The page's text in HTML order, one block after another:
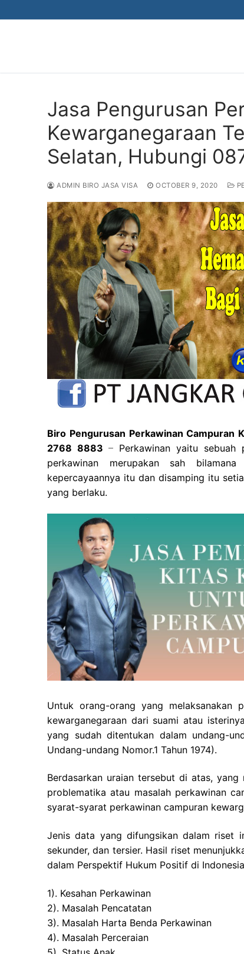
to
Jasa Pengurusan
Kewarganegaraan
Selatan, Hubungi
ADMIN BIRO JASA VISA OCTOBER 9, 2020
Biro Pengurusan Perkawinan Campuran
2768 8883 – Perkawinan yaitu sebuah
perkawinan merupakan sah
kepercayaannya itu dan disamping itu
yang berlaku.
Untuk orang-orang yang melaksanakan
kewarganegaraan dari suami atau
yang sudah ditentukan dalam undang-
Undang-undang Nomor.1 Tahun 1974).
Berdasarkan uraian tersebut di atas,
problematika atau masalah perkawinan
syarat-syarat perkawinan campuran
Jenis data yang difungsikan dalam riset
sekunder, dan tersier. Hasil riset
dalam Perspektif Hukum Positif di
1). Kesahan Perkawinan
2). Masalah Pencatatan
3). Masalah Harta Benda Perkawinan
4). Masalah Perceraian